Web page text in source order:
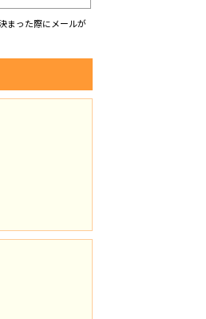
まった際にメールが